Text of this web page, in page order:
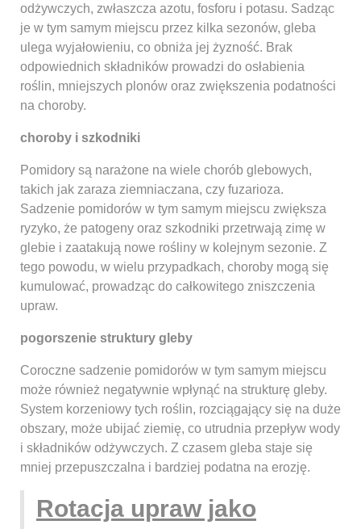
odżywczych, zwłaszcza azotu, fosforu i potasu. Sadząc
je w tym samym miejscu przez kilka sezonów, gleba
ulega wyjałowieniu, co obniża jej żyzność. Brak
odpowiednich składników prowadzi do osłabienia
roślin, mniejszych plonów oraz zwiększenia podatności
na choroby.
choroby i szkodniki
Pomidory są narażone na wiele chorób glebowych,
takich jak zaraza ziemniaczana, czy fuzarioza.
Sadzenie pomidorów w tym samym miejscu zwiększa
ryzyko, że patogeny oraz szkodniki przetrwają zimę w
glebie i zaatakują nowe rośliny w kolejnym sezonie. Z
tego powodu, w wielu przypadkach, choroby mogą się
kumulować, prowadząc do całkowitego zniszczenia
upraw.
pogorszenie struktury gleby
Coroczne sadzenie pomidorów w tym samym miejscu
może również negatywnie wpłynąć na strukturę gleby.
System korzeniowy tych roślin, rozciągający się na duże
obszary, może ubijać ziemię, co utrudnia przepływ wody
i składników odżywczych. Z czasem gleba staje się
mniej przepuszczalna i bardziej podatna na erozję.
Rotacja upraw jako